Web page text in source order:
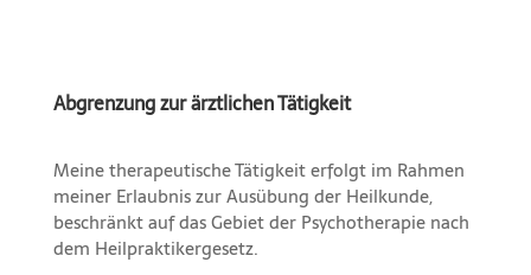
Abgrenzung zur ärztlichen Tätigkeit
Meine therapeutische Tätigkeit erfolgt im Rahmen
meiner Erlaubnis zur Ausübung der Heilkunde,
beschränkt auf das Gebiet der Psychotherapie nach
dem Heilpraktikergesetz.